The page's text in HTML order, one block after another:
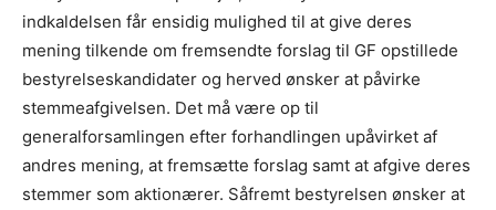
indkaldelsen får ensidig mulighed til at give deres
mening tilkende om fremsendte forslag til GF opstillede
bestyrelseskandidater og herved ønsker at påvirke
stemmeafgivelsen. Det må være op til
generalforsamlingen efter forhandlingen upåvirket af
andres mening, at fremsætte forslag samt at afgive deres
stemmer som aktionærer. Såfremt bestyrelsen ønsker at